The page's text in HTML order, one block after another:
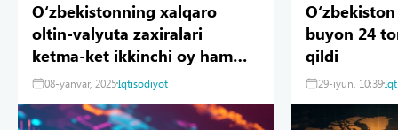
Oʻzbekistonning xalqaro
oltin-valyuta zaxiralari
ketma-ket ikkinchi oy ham
kamaydi
08-yanvar, 2025Iqtisodiyot
buyon 24
qildi
29-iyun, 10:39